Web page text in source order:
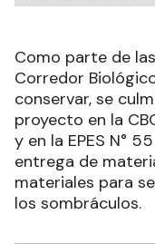
Como parte de
Corredor
conservar, se
proyecto en la
y en la EPES N°
entrega de
materiales para
los sombráculos.